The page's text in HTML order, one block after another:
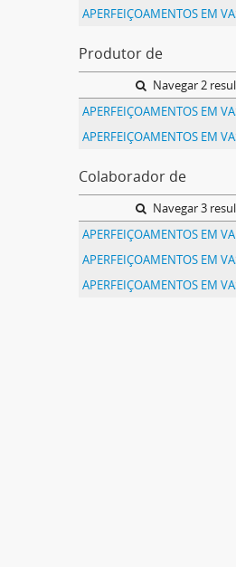
Produtor de
Navegar 2
Colaborador de
Navegar 3